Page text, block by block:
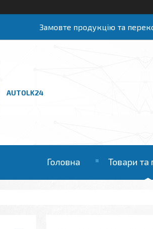
Замовте продукцію та
AUTOLK24
Головна Товари та